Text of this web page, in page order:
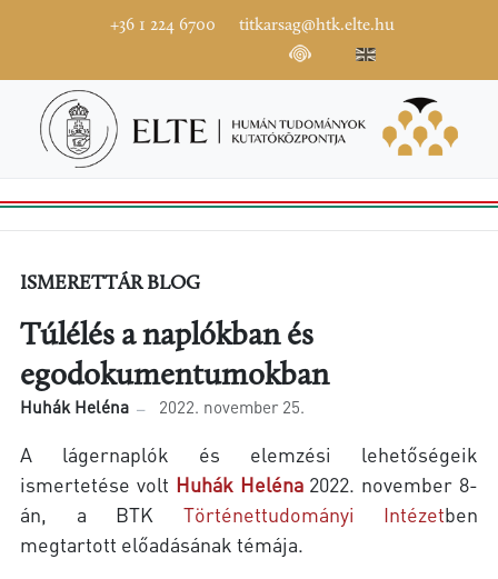
+36 1 224 6700 titkarsag@htk.elte.hu
ISMERETTÁR BLOG
Túlélés a naplókban és
egodokumentumokban
Huhák Heléna 2022. november 25.
A lágernaplók és elemzési lehetőségeik
ismertetése volt Huhák Heléna2022. november 8-
án, a BTK Történettudományi Intézetben
megtartott előadásának témája.